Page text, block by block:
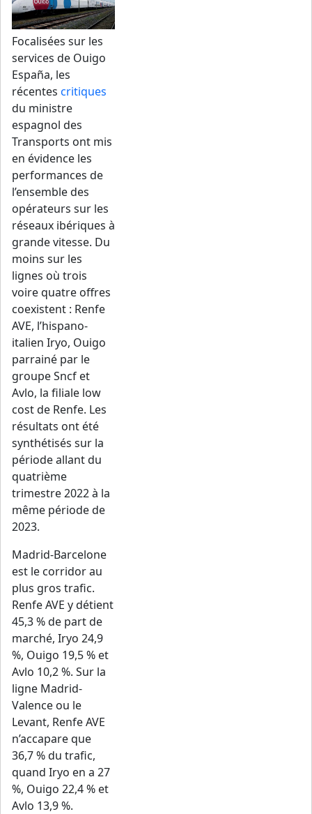
Focalisées sur les
services de Ouigo
España, les
récentes critiques
du ministre
espagnol des
Transports ont mis
en évidence les
performances de
l’ensemble des
opérateurs sur les
réseaux ibériques à
grande vitesse. Du
moins sur les
lignes où trois
voire quatre offres
coexistent : Renfe
AVE, l’hispano-
italien Iryo, Ouigo
parrainé par le
groupe Sncf et
Avlo, la filiale low
cost de Renfe. Les
résultats ont été
synthétisés sur la
période allant du
quatrième
trimestre 2022 à la
même période de
2023.
Madrid-Barcelone
est le corridor au
plus gros trafic.
Renfe AVE y détient
45,3 % de part de
marché, Iryo 24,9
%, Ouigo 19,5 % et
Avlo 10,2 %. Sur la
ligne Madrid-
Valence ou le
Levant, Renfe AVE
n’accapare que
36,7 % du trafic,
quand Iryo en a 27
%, Ouigo 22,4 % et
Avlo 13,9 %.